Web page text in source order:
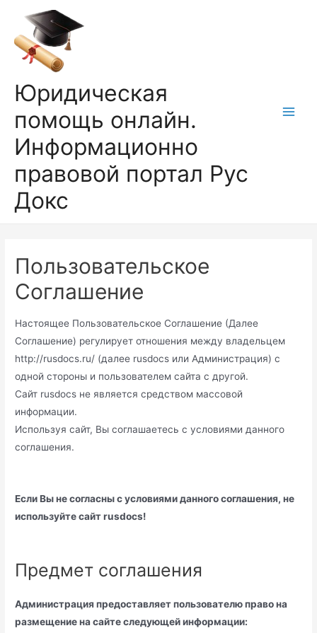
содержимому
Юридическая
помощь онлайн.
Информационно
правовой портал Рус
Докс
Пользовательское
Соглашение
Настоящее Пользовательское Соглашение (Далее
Соглашение) регулирует отношения между владельцем
http://rusdocs.ru/ (далее rusdocs или Администрация) с
одной стороны и пользователем сайта с другой.
Сайт rusdocs не является средством массовой
информации.
Используя сайт, Вы соглашаетесь с условиями данного
соглашения.
Если Вы не согласны с условиями данного соглашения, не
используйте сайт rusdocs!
Предмет соглашения
Администрация предоставляет пользователю право на
размещение на сайте следующей информации: